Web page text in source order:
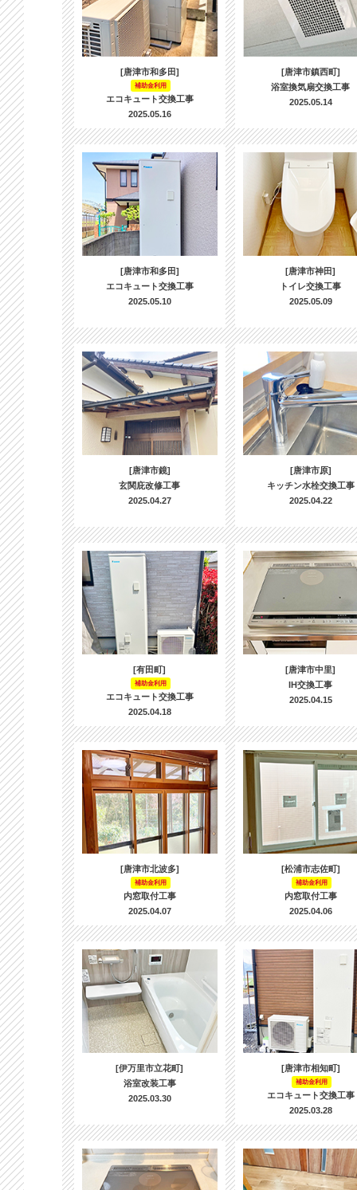
[唐津市和多田]
補助金利用
エコキュート交換工事
2025.05.16
[唐津市鎮西町]
浴室換気扇交換工事
2025.05.14
[唐津市和多田]
エコキュート交換工事
2025.05.10
[唐津市神田]
トイレ交換工事
2025.05.09
[唐津市鏡]
玄関庇改修工事
2025.04.27
[唐津市原]
キッチン水栓交換工事
2025.04.22
[有田町]
補助金利用
エコキュート交換工事
2025.04.18
[唐津市中里]
IH交換工事
2025.04.15
[唐津市北波多]
補助金利用
内窓取付工事
2025.04.07
[松浦市志佐町]
補助金利用
内窓取付工事
2025.04.06
[伊万里市立花町]
浴室改装工事
2025.03.30
[唐津市相知町]
補助金利用
エコキュート交換工事
2025.03.28